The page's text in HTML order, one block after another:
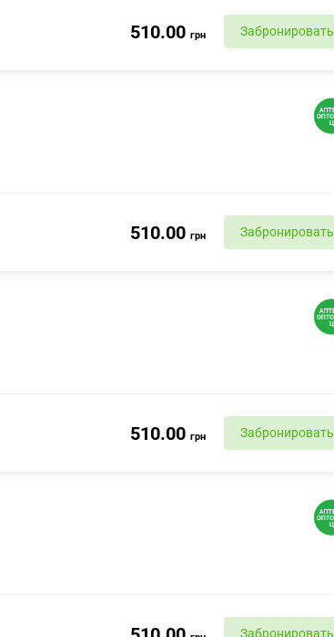
510.00 грн Забронировать
510.00 грн Забронировать
510.00 грн Забронировать
Забронировать